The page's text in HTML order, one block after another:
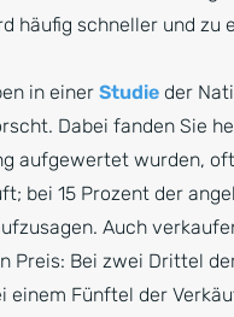
häufig schneller und zu
in einer Studie der
Dabei fanden Sie
aufgewertet wurden,
bei 15 Prozent der
Auch
Preis: Bei zwei Drittel
Fünftel der